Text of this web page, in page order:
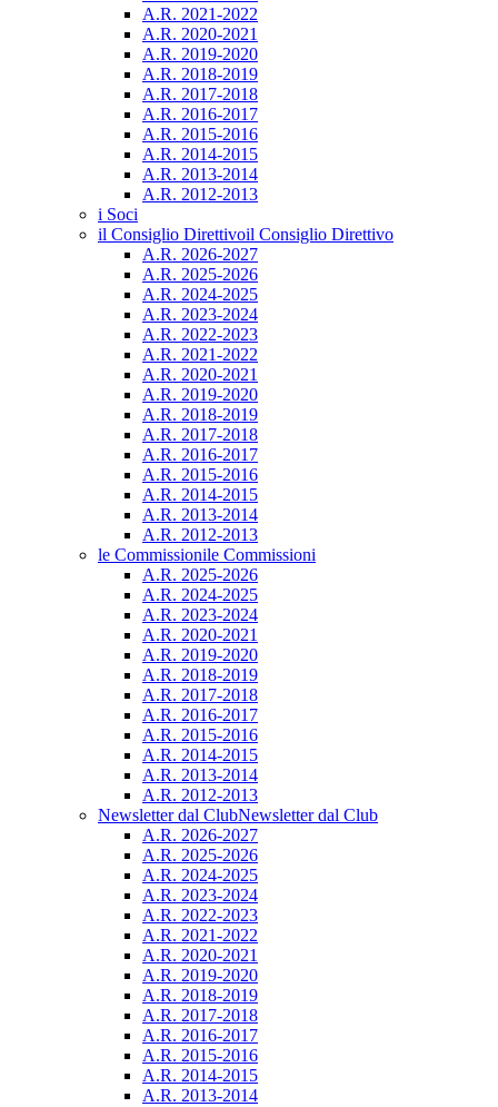
A.R. 2021-2022
A.R. 2020-2021
A.R. 2019-2020
A.R. 2018-2019
A.R. 2017-2018
A.R. 2016-2017
A.R. 2015-2016
A.R. 2014-2015
A.R. 2013-2014
A.R. 2012-2013
i Soci
il Consiglio Direttivoil Consiglio Direttivo
A.R. 2026-2027
A.R. 2025-2026
A.R. 2024-2025
A.R. 2023-2024
A.R. 2022-2023
A.R. 2021-2022
A.R. 2020-2021
A.R. 2019-2020
A.R. 2018-2019
A.R. 2017-2018
A.R. 2016-2017
A.R. 2015-2016
A.R. 2014-2015
A.R. 2013-2014
A.R. 2012-2013
le Commissionile Commissioni
A.R. 2025-2026
A.R. 2024-2025
A.R. 2023-2024
A.R. 2020-2021
A.R. 2019-2020
A.R. 2018-2019
A.R. 2017-2018
A.R. 2016-2017
A.R. 2015-2016
A.R. 2014-2015
A.R. 2013-2014
A.R. 2012-2013
Newsletter dal ClubNewsletter dal Club
A.R. 2026-2027
A.R. 2025-2026
A.R. 2024-2025
A.R. 2023-2024
A.R. 2022-2023
A.R. 2021-2022
A.R. 2020-2021
A.R. 2019-2020
A.R. 2018-2019
A.R. 2017-2018
A.R. 2016-2017
A.R. 2015-2016
A.R. 2014-2015
A.R. 2013-2014